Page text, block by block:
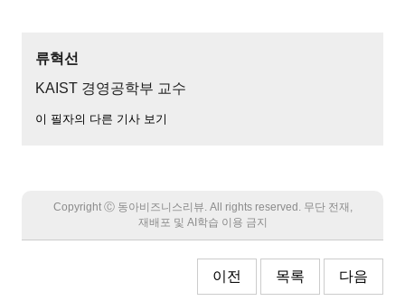
류혁선
KAIST 경영공학부 교수
이 필자의 다른 기사 보기
Copyright Ⓒ 동아비즈니스리뷰. All rights reserved. 무단 전재,
재배포 및 AI학습 이용 금지
이전 목록 다음